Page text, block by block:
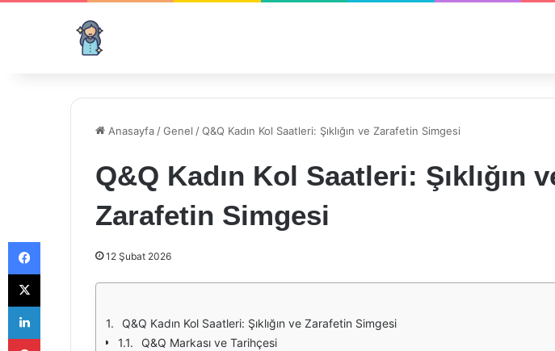
Anasayfa /Genel /Q&Q Kadın Kol Saatleri: Şıklığın ve Zarafetin Simgesi
Q&Q Kadın Kol Saatleri: Şıklığın
Zarafetin Simgesi
12 Şubat 2026
Q&Q Kadın Kol Saatleri: Şıklığın ve Zarafetin Simgesi
Q&Q Markası ve Tarihçesi
Facebook
X
LinkedIn
Pinterest